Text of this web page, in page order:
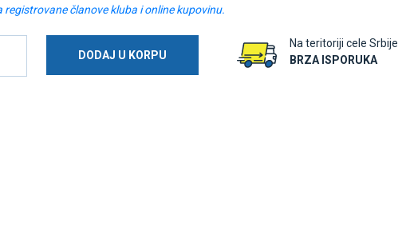
registrovane članove kluba i online kupovinu.
DODAJ U KORPU
Na teritoriji cele Srbije
BRZA ISPORUKA